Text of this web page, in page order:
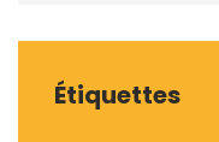
Étiquettes